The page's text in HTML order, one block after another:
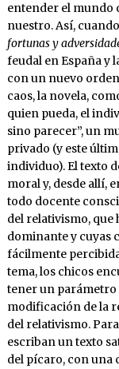
entender el mundo
nuestro. Así,
fortunas y
feudal en España y
con un nuevo
caos, la novela,
quien pueda, el
sino parecer”, un
privado (y este
individuo). El texto
moral y, desde allí,
todo docente
del relativismo, que
dominante y cuyas
fácilmente
tema, los chicos
tener un parámetro
modificación de la
del relativismo.
escriban un texto
del pícaro, con una